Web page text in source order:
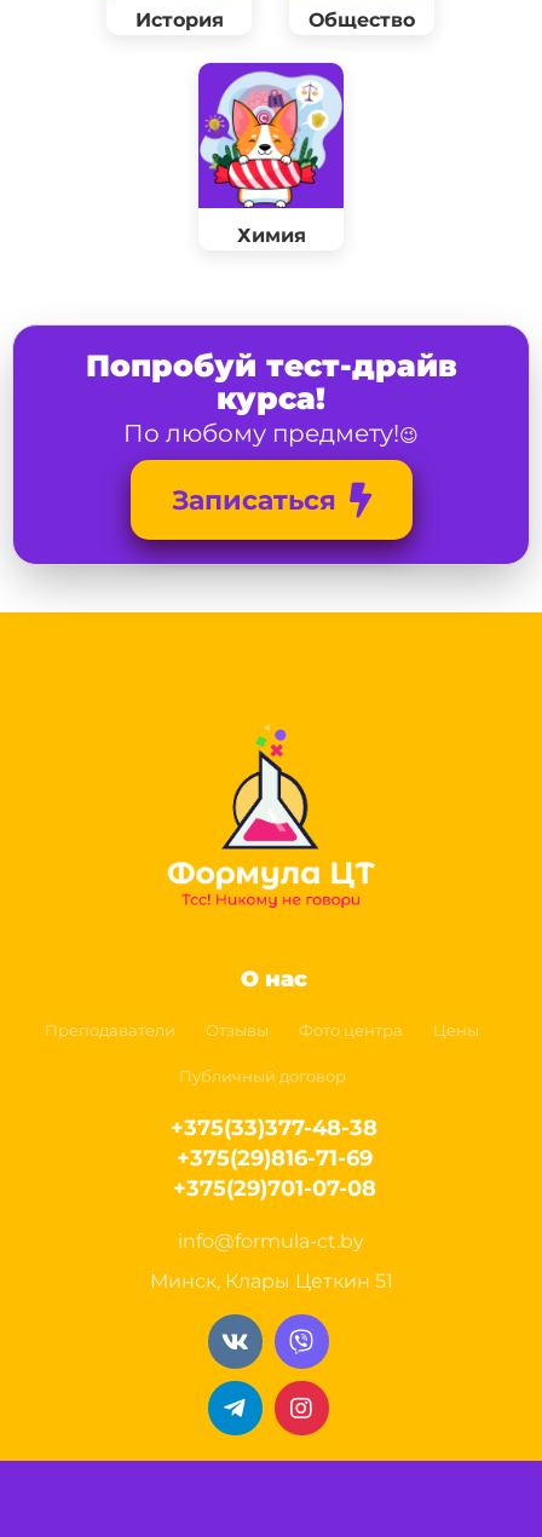
История Общество
Химия
Попробуй тест-драйв
курса!
По любому предмету!😉
Записаться
О нас
Преподаватели Отзывы Фото центра Цены
Публичный договор
+375(33)377-48-38
+375(29)816-71-69
+375(29)701-07-08
info@formula-ct.by
Минск, Клары Цеткин 51